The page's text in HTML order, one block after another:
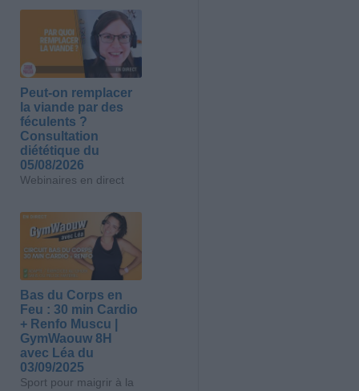
Peut-on remplacer
la viande par des
féculents ?
Consultation
diététique du
05/08/2026
Webinaires en direct
Bas du Corps en
Feu : 30 min Cardio
+ Renfo Muscu |
GymWaouw 8H
avec Léa du
03/09/2025
Sport pour maigrir à la